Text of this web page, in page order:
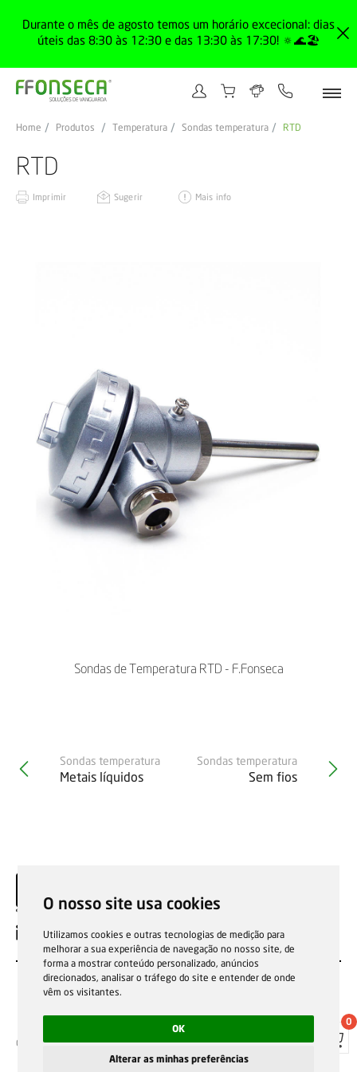
O nosso site usa cookies
Utilizamos cookies e outras tecnologias de medição para
melhorar a sua experiência de navegação no nosso site, de
forma a mostrar conteúdo personalizado, anúncios
direcionados, analisar o tráfego do site e entender de onde
vêm os visitantes.
OK
Alterar as minhas preferências
Durante o mês de agosto temos um horário excecional: dias
úteis das 8:30 às 12:30 e das 13:30 às 17:30! 🔅🌊🏖️
Home Produtos Temperatura Sondas temperatura RTD
RTD
Imprimir Sugerir Mais info
Sondas de Temperatura RTD - F.Fonseca
Sondas temperatura
Metais líquidos
Sondas temperatura
Sem fios
PT
Condições gerais de venda
Garantias, reparações e devoluções
Política de privacidade Canal de denúncia
0